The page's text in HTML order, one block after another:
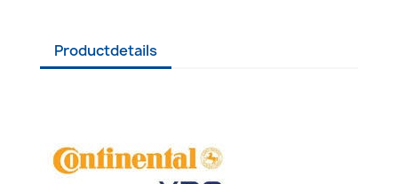
Productdetails